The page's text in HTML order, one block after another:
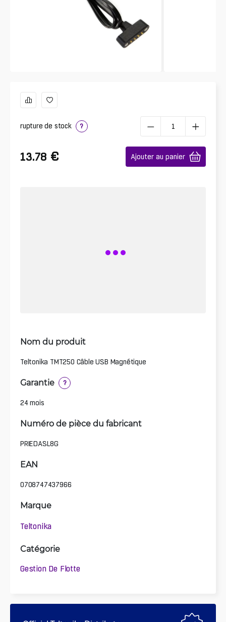
rupture de stock ?
13.78 € Ajouter au panier
Nom du produit
Teltonika TMT250 Câble USB Magnétique
Garantie ?
24 mois
Numéro de pièce du fabricant
PRIEDASL8G
EAN
0708747437966
Marque
Teltonika
Catégorie
Gestion De Flotte